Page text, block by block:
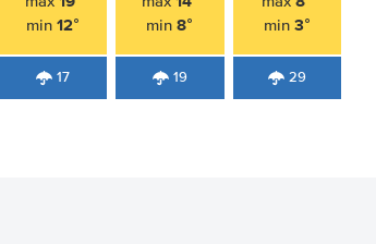
min12°
17
min8°
19
min 3°
29